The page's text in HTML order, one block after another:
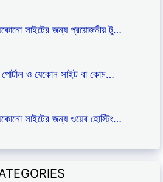
সাইটের জন্য প্রয়োজনীয় টু…
পোর্টাল ও যেকোন সাইট বা কোম…
সাইটের জন্য ওয়েব হোস্টিং…